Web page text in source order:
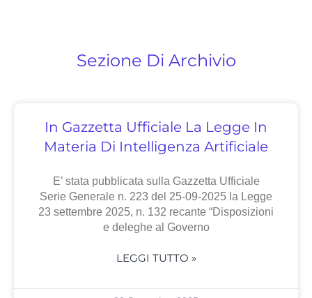
Sezione Di Archivio
In Gazzetta Ufficiale La Legge In
Materia Di Intelligenza Artificiale
E’ stata pubblicata sulla Gazzetta Ufficiale
Serie Generale n. 223 del 25-09-2025 la Legge
23 settembre 2025, n. 132 recante “Disposizioni
e deleghe al Governo
LEGGI TUTTO »